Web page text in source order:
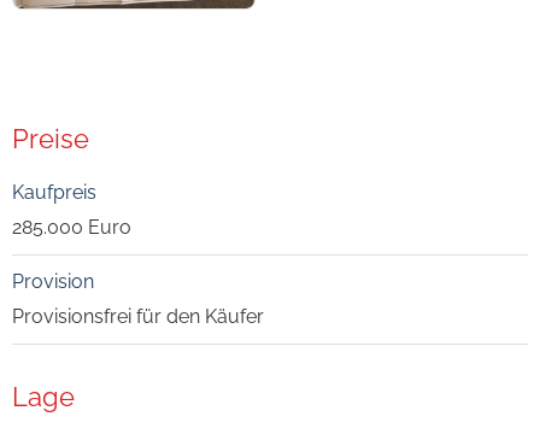
Preise
Kaufpreis
285.000 Euro
Provision
Provisionsfrei für den Käufer
Lage